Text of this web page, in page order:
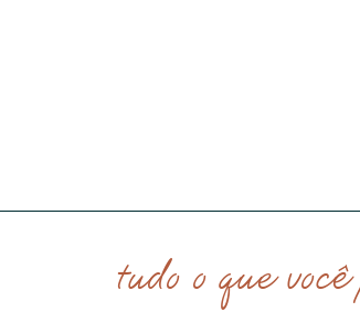
tudo o que